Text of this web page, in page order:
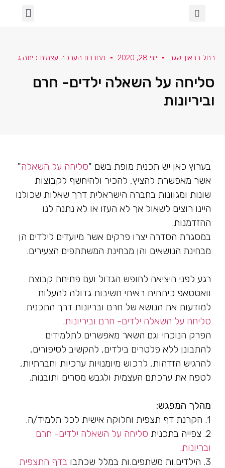
רחל בראון-שגב יוני 28, 2020 מחברת הערכה עצמית כיתה ג
סליחה על השאלה ילדים- חרם
וביריונות
בערוץ כאן יש תכנית מופת בשם "סליחה על השאלה"
אשר מאפשרת להציץ, להכיר ולהיחשף לקבוצות
שונות ומגוונות בחברה הישראלית דרך שאלות שכולנו
היינו רוצים לשאול אך לא העזו או לא נתנה לנו
ההזדמנות.
במסגרת הסדרה יצרו פרקים אשר מיועדים לילדים הן
מבחינת הנושאים והן מבחינת המשתתפים הצעירים.
רגע לפני היציאה לחופש הגדול ועם פתיחת קבוצת
וואטסאפ כיתתית ראיתי חשיבות גדולה להעלות
למודעות את הנושא של חרם ובריונות דרך התכנית
סליחה על השאלה ילדים- חרם וביריונות.
הפרק הנוכחי וגם השאר מאפשרים לתלמידים
להתבונן ללא פלטרים בילדים, להקשיב לסיפורים,
להרגיש הזדהות, לרכוש מיומנויות ערכיות וחברתיות,
לטפח את ערכתם העצמית ולגבש מסרים ותובנות.
מהלך המפגש:
1. הקרנת דף תצפית וחלוקה אישית לכל תלמיד/ה.
2. צפייה בתכנית
סליחה על השאלה ילדים- חרם
ובריונות.
3. הילדים.ות משתפים.ות במלל שכתבו
בדף התצפית